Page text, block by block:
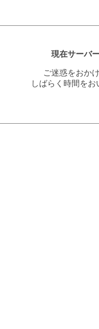
現在サーバ
ご迷惑をおか
しばらく時間を